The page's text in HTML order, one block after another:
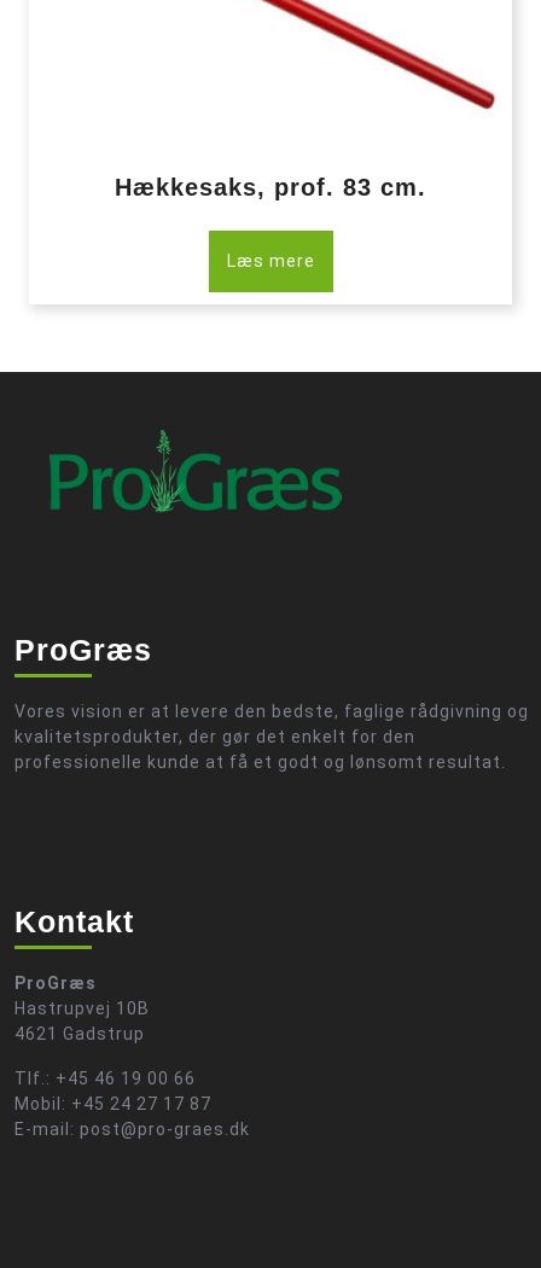
Hækkesaks, prof. 83 cm.
Læs mere
ProGræs
Vores vision er at levere den bedste, faglige rådgivning og
kvalitetsprodukter, der gør det enkelt for den
professionelle kunde at få et godt og lønsomt resultat.
Kontakt
ProGræs
Hastrupvej 10B
4621 Gadstrup
Tlf.: +45 46 19 00 66
Mobil: +45 24 27 17 87
E-mail: post@pro-graes.dk